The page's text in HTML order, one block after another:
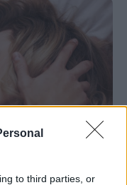
to third parties, or